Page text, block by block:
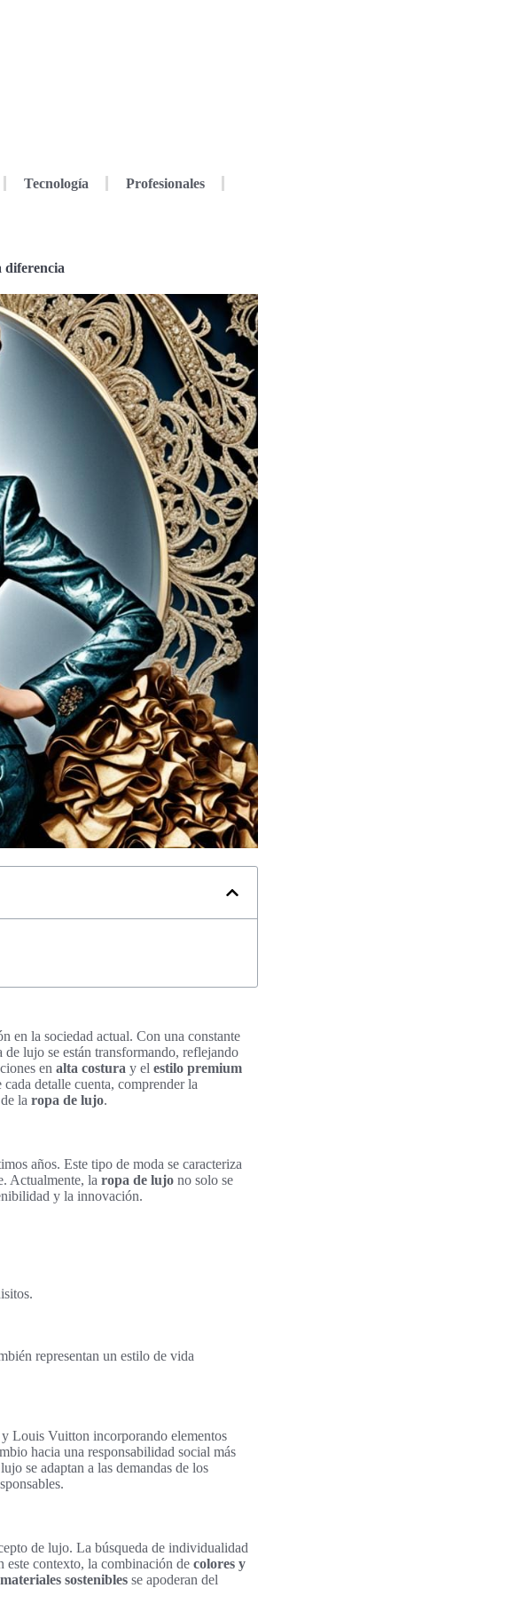
Tecnología Profesionales
diferencia
en la sociedad actual. Con una constante
de lujo se están transformando, reflejando
en alta costura y el estilo premium
detalle cuenta, comprender la
la ropa de lujo.
años. Este tipo de moda se caracteriza
Actualmente, la ropa de lujo no solo se
y la innovación.
representan un estilo de vida
Louis Vuitton incorporando elementos
hacia una responsabilidad social más
se adaptan a las demandas de los
de lujo. La búsqueda de individualidad
este contexto, la combinación de colores y
materiales sostenibles se apoderan del